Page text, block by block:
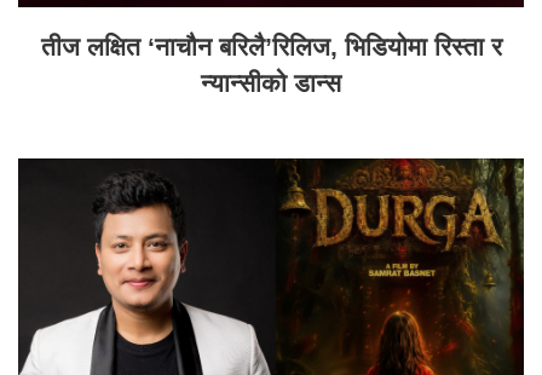
तीज लक्षित ‘नाचौन बरिलै’रिलिज, भिडियोमा रिस्ता र
न्यान्सीको डान्स